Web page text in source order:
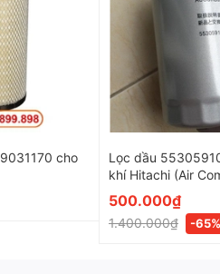
máy nén khí
cho
Lọc dầu
khí Hitachi (Air
500.000₫
1.400.000₫ -65%